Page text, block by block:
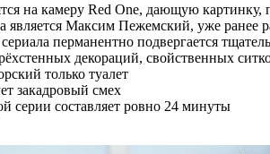
на камеру Red One, дающую
является Максим Пежемский, уже
перманентно подвергается
декораций, свойственных
только туалет
закадровый смех
серии составляет ровно 24 минуты